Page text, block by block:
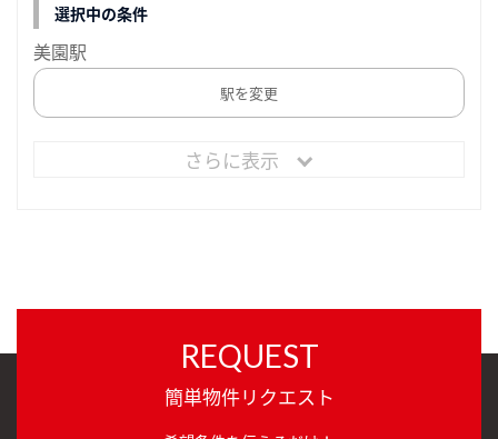
選択中の条件
美園駅
駅を変更
さらに表示
REQUEST
簡単物件リクエスト